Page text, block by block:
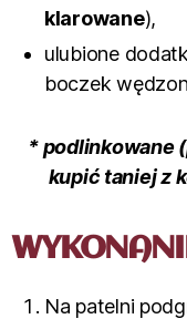
klarowane),
ulubione
boczek
* podlinkowane
kupić taniej z
Na patelni